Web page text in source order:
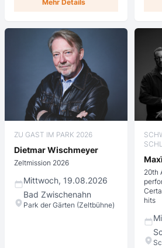
Mehr Details
ZU GAST IM PARK 2026
Dietmar Wischmeyer
Zeltmission 2026
Mittwoch, 19.08.2026
Bad Zwischenahn
Park der Gärten (Zeltbühne)
20th
hits